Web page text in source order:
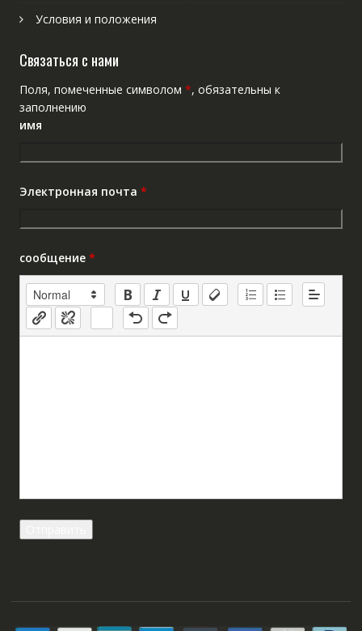
Условия и положения
Связаться с нами
Поля, помеченные символом *, обязательны к
заполнению
имя
Электронная почта *
сообщение *